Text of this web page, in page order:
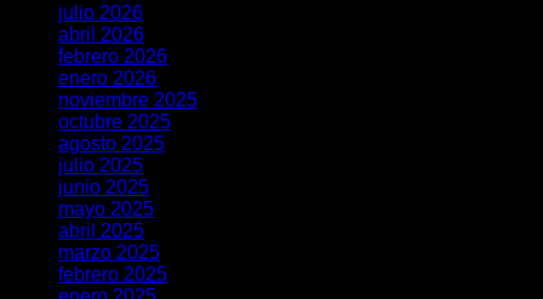
julio 2026
abril 2026
febrero 2026
enero 2026
noviembre 2025
octubre 2025
agosto 2025
julio 2025
junio 2025
mayo 2025
abril 2025
marzo 2025
febrero 2025